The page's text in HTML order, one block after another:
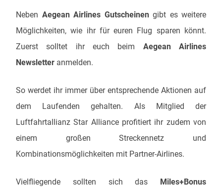
Neben Aegean Airlines Gutscheinengibt es weitere
Möglichkeiten, wie ihr für euren Flug sparen könnt.
Zuerst solltet ihr euch beim Aegean Airlines
Newsletter anmelden.
So werdet ihr immer über entsprechende Aktionen auf
dem Laufenden gehalten. Als Mitglied der
Luftfahrtallianz Star Alliance profitiert ihr zudem von
einem großen Streckennetz und
Kombinationsmöglichkeiten mit Partner-Airlines.
Vielfliegende sollten sich das Miles+Bonus